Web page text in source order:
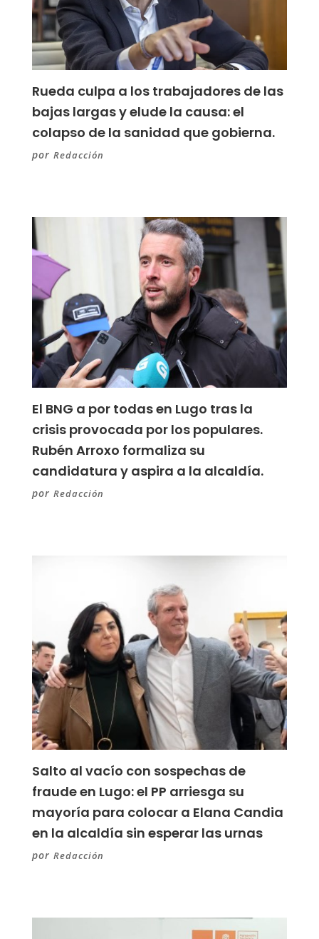
Rueda culpa a los trabajadores de las
bajas largas y elude la causa: el
colapso de la sanidad que gobierna.
por Redacción
El BNG a por todas en Lugo tras la
crisis provocada por los populares.
Rubén Arroxo formaliza su
candidatura y aspira a la alcaldía.
por Redacción
Salto al vacío con sospechas de
fraude en Lugo: el PP arriesga su
mayoría para colocar a Elana Candia
en la alcaldía sin esperar las urnas
por Redacción